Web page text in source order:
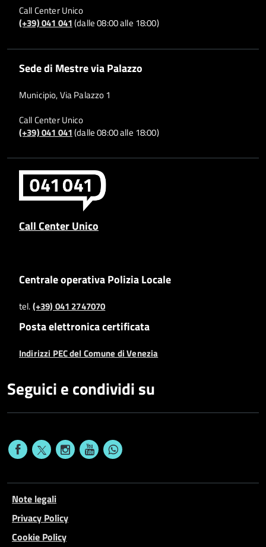
Call Center Unico
(+39) 041 041(dalle 08:00 alle 18:00)
Sede di Mestre via Palazzo
Municipio, Via Palazzo 1
Call Center Unico
(+39) 041 041(dalle 08:00 alle 18:00)
Call Center Unico
Centrale operativa Polizia Locale
tel.(+39) 041 2747070
Posta elettronica certificata
Indirizzi PEC del Comune di Venezia
Seguici e condividi su
Note legali
Privacy Policy
Cookie Policy